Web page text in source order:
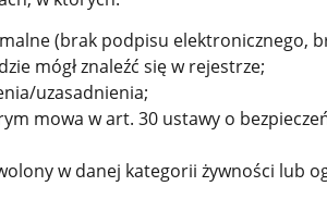
(brak podpisu elektronicznego,
mógł znaleźć się w rejestrze;
uzasadnienia;
mowa w art. 30 ustawy o
w danej kategorii żywności lub